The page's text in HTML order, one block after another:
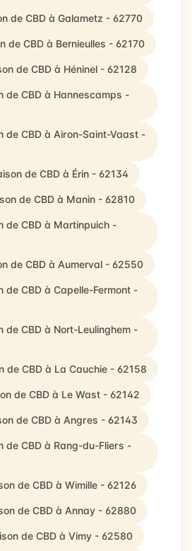
de CBD à Galametz - 62770
de CBD à Bernieulles - 62170
de CBD à Héninel - 62128
de CBD à Hannescamps -
de CBD à Airon-Saint-Vaast -
de CBD à Érin - 62134
de CBD à Manin - 62810
de CBD à Martinpuich -
de CBD à Aumerval - 62550
de CBD à Capelle-Fermont -
de CBD à Nort-Leulinghem -
de CBD à La Cauchie - 62158
de CBD à Le Wast - 62142
de CBD à Angres - 62143
de CBD à Rang-du-Fliers -
de CBD à Wimille - 62126
de CBD à Annay - 62880
de CBD à Vimy - 62580